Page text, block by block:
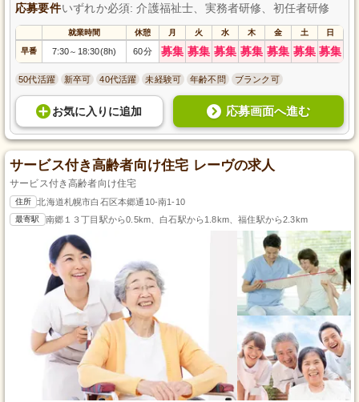
応募要件いずれか必須: 介護福祉士、実務者研修、初任者研修
就業時間 休憩 月 火 水 木 金 土 日
早番 7:30～ 18:30(8h) 60分 募集 募集 募集 募集 募集 募集 募集
50代活躍 新卒可 40代活躍 未経験可 年齢不問 ブランク可
お気に入り に追加 応募画面へ進む
サービス付き高齢者向け住宅 レーヴの求人
サービス付き高齢者向け住宅
住所 北海道札幌市白石区本郷通10-南1-10
最寄駅 南郷１３丁目駅から0.5km、白石駅から1.8km、福住駅から2.3km